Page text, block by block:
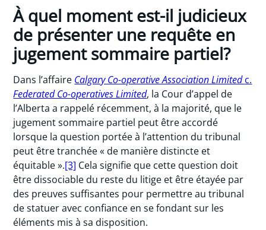
À quel moment est-il judicieux
de présenter une requête en
jugement sommaire partiel?
Dans l’affaire Calgary Co-operative Association Limitedc.
Federated Co-operatives Limited, la Cour d’appel de
l’Alberta a rappelé récemment, à la majorité, que le
jugement sommaire partiel peut être accordé
lorsque la question portée à l’attention du tribunal
peut être tranchée « de manière distincte et
équitable ».[3] Cela signifie que cette question doit
être dissociable du reste du litige et être étayée par
des preuves suffisantes pour permettre au tribunal
de statuer avec confiance en se fondant sur les
éléments mis à sa disposition.